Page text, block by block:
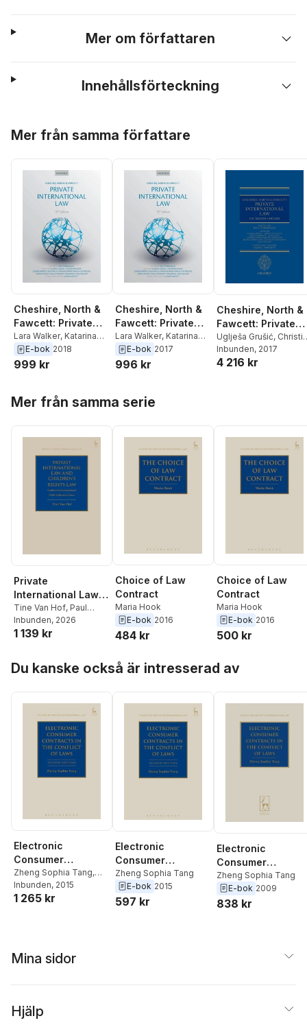
Mer om författaren
Innehållsförteckning
Mer från samma författare
Cheshire, North &
Fawcett: Private
International Law
Lara Walker, Katarina
Trimmings,Zheng
Sophia Tang
Merrett,Christian
Heinze , Ugljesa Grusic,
Torremans
E-bok 2018
999 kr
Cheshire, North &
Fawcett: Private
International Law
Lara Walker, Katarina
Trimmings,Zheng
Sophia Tang
Merrett, Christian
Heinze , Ugljesa Grusic
Torremans
E-bok 2017
996 kr
Cheshire, North &
Fawcett: Private
International Law
Uglješa Grušić,
Heinze,Louise
Alex Mills,
Torremans,James J.
Fawcett
Inbunden, 2017
4 216 kr
Mer från samma serie
Private
International Law
and Children's
Rights Law
Tine Van Hof, Paul
Beaumont
Inbunden, 2026
1 139 kr
Choice of Law
Contract
Maria Hook
E-bok 2016
484 kr
Choice of Law
Contract
Maria Hook
E-bok 2016
500 kr
Du kanske också är intresserad av
Electronic
Consumer
Contracts in the
Conflict of Laws
Zheng Sophia Tang,
Paul Beaumont
Inbunden, 2015
1 265 kr
Electronic
Consumer
Contracts in the
Conflict of Laws
Zheng Sophia Tang
E-bok 2015
597 kr
Electronic
Consumer
Contracts in the
Conflict of Laws
Zheng Sophia Tang
E-bok 2009
838 kr
Mina sidor
Hjälp